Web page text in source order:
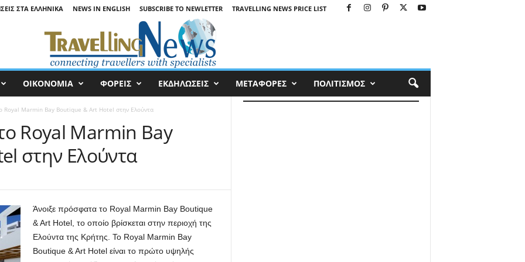
ΣΤΑ ΕΛΛΗΝΙΚΆ NEWS IN ENGLISH SUBSCRIBE TO NEWLETTER TRAVELLING NEWS PRICE LIST
ΟΙΚΟΝΟΜΙΑ ΦΟΡΕΙΣ ΕΚΔΗΛΩΣΕΙΣ ΜΕΤΑΦΟΡΕΣ ΠΟΛΙΤΙΣΜΟΣ
Royal Marmin Bay Boutique & Art Hotel στην Ελούντα
Royal Marmin Bay
στην Ελούντα
Άνοιξε πρόσφατα το Royal Marmin Bay Boutique
& Art Hotel, το οποίο βρίσκεται στην περιοχή της
Ελούντα της Κρήτης. Το Royal Marmin Bay
Boutique & Art Hotel είναι το πρώτο υψηλής